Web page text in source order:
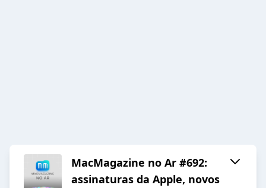
MacMagazine no Ar #692:
assinaturas da Apple, novos